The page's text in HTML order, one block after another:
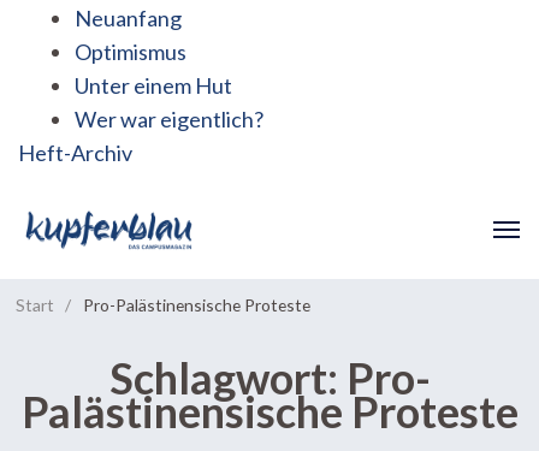
Neuanfang
Optimismus
Unter einem Hut
Wer war eigentlich?
Heft-Archiv
Start / Pro-Palästinensische Proteste
Schlagwort: Pro-
Palästinensische Proteste